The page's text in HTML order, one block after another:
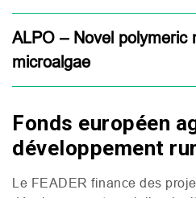
ALPO – Novel polymeric
microalgae
Fonds européen
développement
Le FEADER finance des